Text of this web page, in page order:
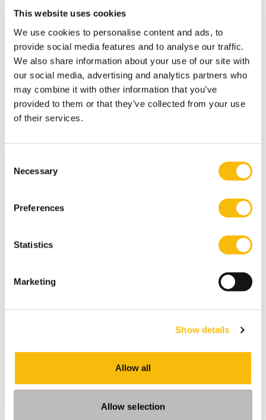
This website uses cookies
We use cookies to personalise content and ads, to
provide social media features and to analyse our traffic.
We also share information about your use of our site with
our social media, advertising and analytics partners who
may combine it with other information that you’ve
provided to them or that they’ve collected from your use
of their services.
Selection
Necessary
Preferences
Statistics
Marketing
Show details
Allow all
Allow selection
De conferentie bestond uit diverse plenaire sessies
over de toekomst van de audit-industrie. Onder de
gerenommeerde internationale sprekers op het
congres waren Mark DeFond (University of Southern
California) en W. Robert Knechel (directeur van het
International Accounting and Auditing Center,
Warrington College of Business at University of
meer naar professional scepticism, en de rol van
persoonlijkheid en teamwork. Andere onderwerpen
controversies binnen de audit-industrie en de visies op
veranderingen in de sector. Verschillende sprekers en
bezoekers deden nadrukkelijk een beroep op de
onderwerpen verder te onderzoeken. Op uitnodiging
topacademici en mensen uit de praktijk om de kern
van de problemen in de sector én de te volgen weg in
de toekomst nader te bepalen.
Over FAR
De Nederlandse stichting Foundation for Auditing